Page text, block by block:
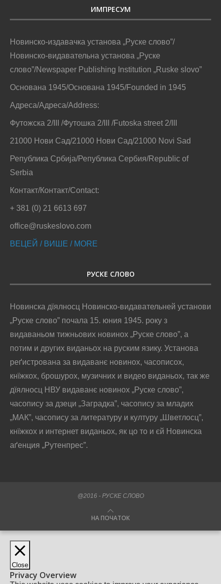
ИМПРЕСУМ
Новинско-издавачка установа „Руске слово”/
Новинско-видавательна установа „Руске
слово”/Newspaper Publishing Institution „Ruske slovo”
Основана 1945/Основана 1945/Founded in 1945
Адреса/Адреса/Address:
Футожска 2/III /Футошка 2/III /Futoska street 2/III
21000 Нови Сад/21000 Нови Сад/21000 Novi Sad
Република Србија/Република Сербия/Republic of
Serbia
Контакт/Контакт/Contact:
+ 381 (0) 21 6613 697
office@ruskeslovo.com
ВЕЦЕЙ / ВИШЕ / MORE
РУСКЕ СЛОВО
Новинска дїялносц Новинско-видавательней установи
„Руске слово” почала 15. юния 1945. року з
видаваньом тижньових новинох „Руске слово”, а
потим и других виданьох на руским язику. Установа
реґистрована за видаванє новинох, часописох,
кнїжкох, брошурох, музичних и видео виданьох, так же
дїялносц НВУ видаванє новинох „Руске слово”,
часопису за дзеци „Заградка”, часопису за младих
„МАК”, часопису за литературу и културу „Шветлосц”,
кнїжкох и интернет виданьох, як цо то и єй Новинска
аґенция „Рутенпрес”.
@2016 - РУСКЕ СЛОВО
НА ПОЧАТОК
Close
Privacy Overview